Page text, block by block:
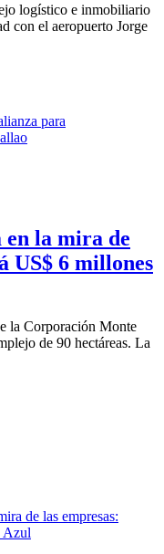
logístico e inmobiliario
con el aeropuerto Jorge
en la mira de
US$ 6 millones
la Corporación Monte
de 90 hectáreas. La